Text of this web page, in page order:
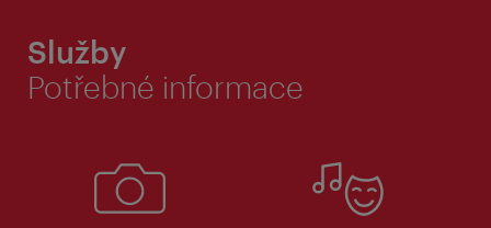
Služby
Potřebné informace